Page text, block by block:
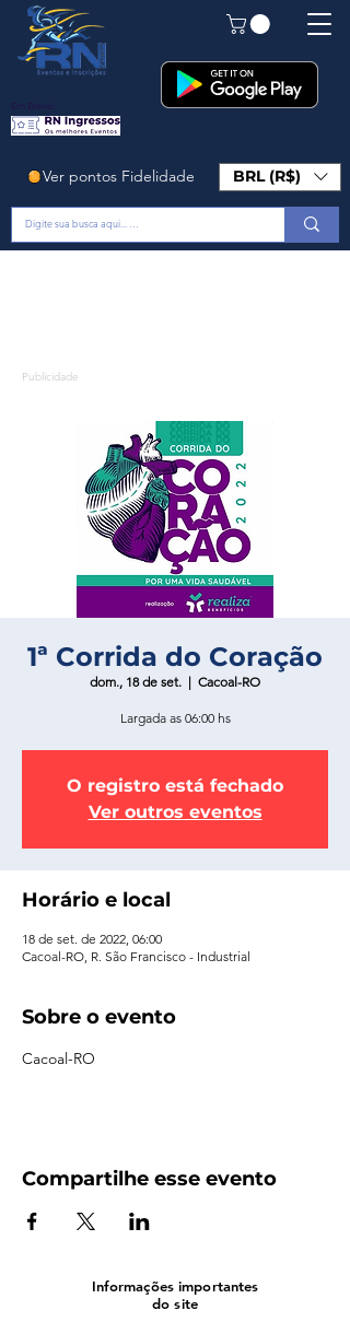
Em Breve!
Ver pontos Fidelidade BRL (R$)
Publicidade
1ª Corrida do Coração
dom., 18 de set.
  |
Cacoal-RO
Largada as 06:00 hs
O registro está fechado
Ver outros eventos
Horário e local
18 de set. de 2022, 06:00
Cacoal-RO, R. São Francisco - Industrial
Sobre o evento
Cacoal-RO
Compartilhe esse evento
Informações importantes
do site